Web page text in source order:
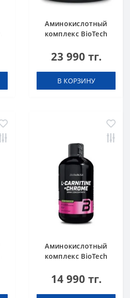
Аминокислотный
комплекс BioTech
unflavoured 300 g
23 990 тг.
В КОРЗИНУ
Аминокислотный
комплекс BioTech
Chrome concentrate
14 990 тг.